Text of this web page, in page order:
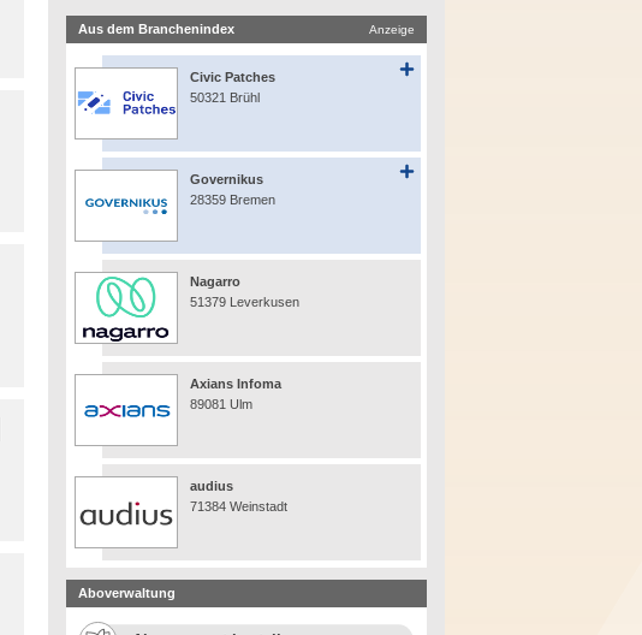
Aus dem Branchenindex Anzeige
Civic Patches
50321 Brühl
Governikus
28359 Bremen
Nagarro
51379 Leverkusen
Axians Infoma
89081 Ulm
audius
71384 Weinstadt
Aboverwaltung